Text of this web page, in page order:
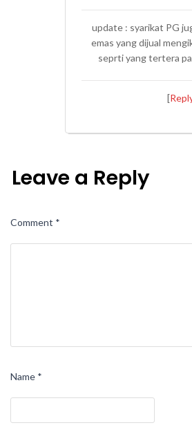
update : syarikat PG
emas yang dijual
seprti yang tertera
[
Leave a Reply
Comment *
Name *